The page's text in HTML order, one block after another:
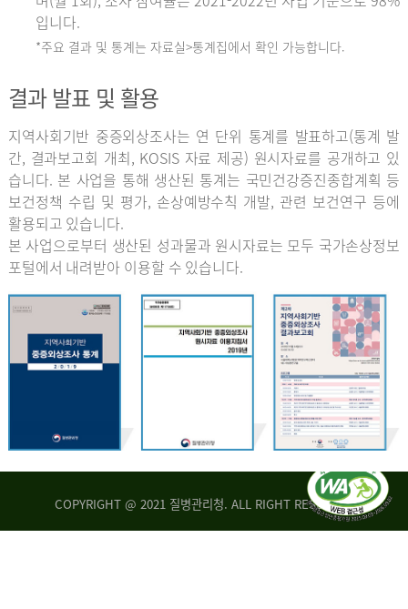
입니다.
*주요 결과 및 통계는 자료실>통계집에서 확인 가능합니다.
결과 발표 및 활용
지역사회기반 중증외상조사는 연 단위 통계를 발표하고(통계 발
간, 결과보고회 개최, KOSIS 자료 제공) 원시자료를 공개하고 있
습니다. 본 사업을 통해 생산된 통계는 국민건강증진종합계획 등
보건정책 수립 및 평가, 손상예방수칙 개발, 관련 보건연구 등에
활용되고 있습니다.
본 사업으로부터 생산된 성과물과 원시자료는 모두 국가손상정보
포털에서 내려받아 이용할 수 있습니다.
COPYRIGHT @ 2021 질병관리청. ALL RIGHT RESERVED